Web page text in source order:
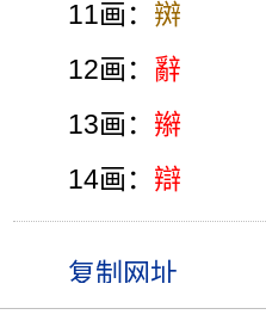
11画： 辬
12画： 辭
13画： 辮
14画： 辯